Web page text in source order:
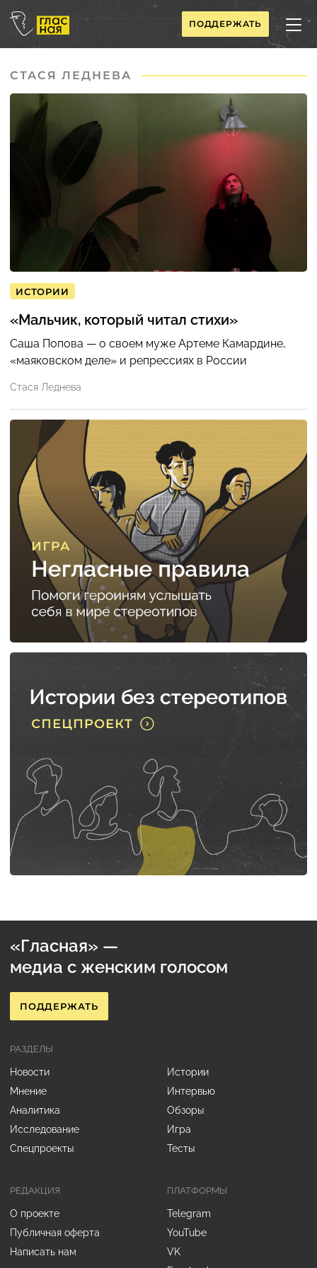
ПОДДЕРЖАТЬ
СТАСЯ ЛЕДНЕВА
ИСТОРИИ
«Мальчик, который читал стихи»
Саша Попова — о своем муже Артеме Камардине,
«маяковском деле» и репрессиях в России
Стася Леднева
«Гласная» —
медиа с женским голосом
ПОДДЕРЖАТЬ
РЕДАКЦИЯ
О проекте
Публичная оферта
Написать нам
РАЗДЕЛЫ
Новости
Истории
Мнение
Интервью
Аналитика
Обзоры
Исследование
Игра
Спецпроекты
Тесты
ПЛАТФОРМЫ
Telegram
YouTube
VK